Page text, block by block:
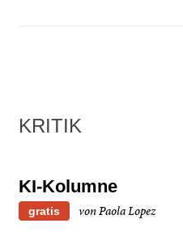
KRITIK
KI-Kolumne
gratis von Paola Lopez